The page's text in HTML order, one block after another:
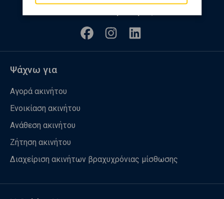
Ψάχνω για
Αγορά ακινήτου
Ενοικίαση ακινήτου
Ανάθεση ακινήτου
Ζήτηση ακινήτου
Διαχείριση ακινήτων βραχυχρόνιας μίσθωσης